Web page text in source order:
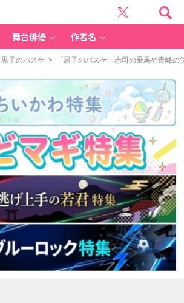
舞台俳優 作者名
黒子のバスケ > 「黒子のバスケ」赤司の乗馬や青峰の